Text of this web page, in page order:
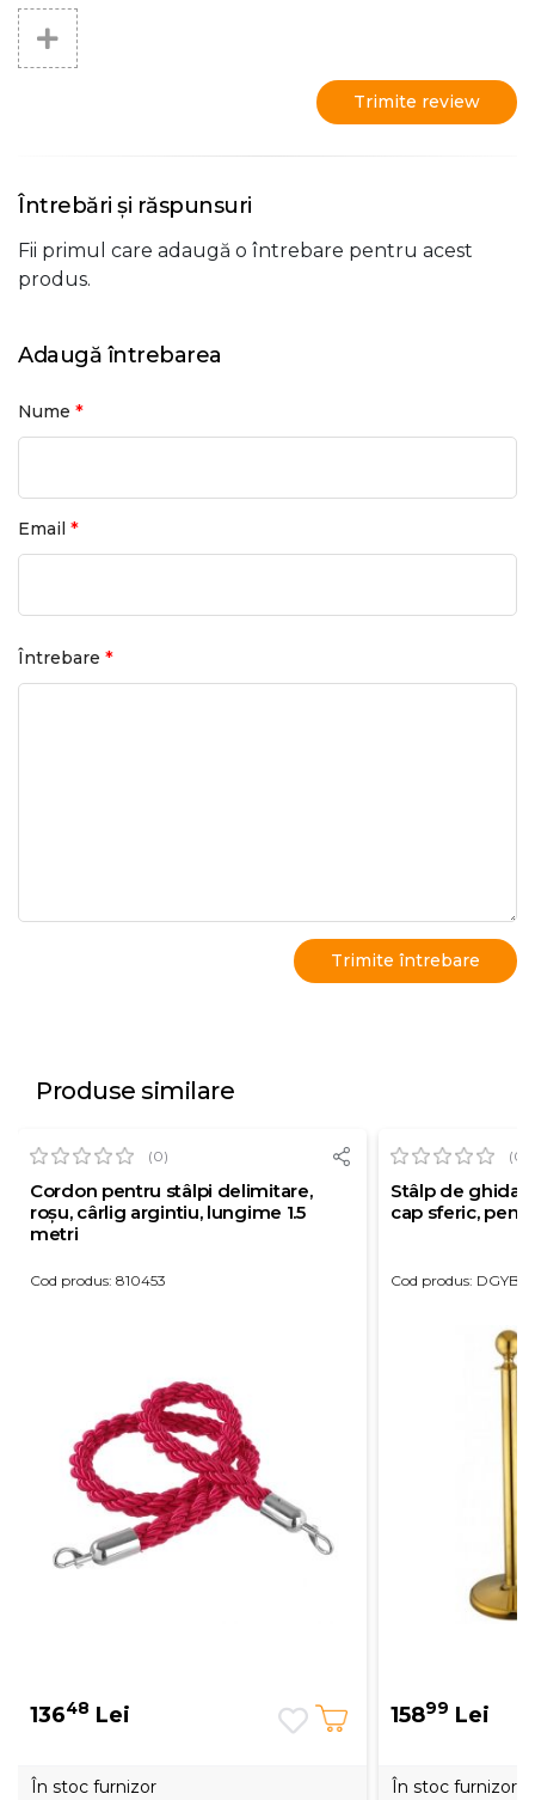
Trimite review
Întrebări și răspunsuri
Fii primul care adaugă o întrebare pentru acest
produs.
Adaugă întrebarea
Nume *
Email *
Întrebare *
Produse similare
(0)
Cordon pentru stâlpi delimitare,
roșu, cârlig argintiu, lungime 1.5
metri
Cod produs: 810453
13648 Lei
În stoc furnizor
(0)
Stâlp de
cap sferic,
Cod produs:
15899 Lei
În stoc furnizor